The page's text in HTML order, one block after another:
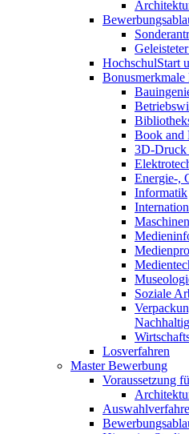
HochschulStart
Bonusmerkmale
Book and
3D-Druck
Energie-,
Informatik
Soziale
Losverfahren
Master Bewerbung
Voraussetzung